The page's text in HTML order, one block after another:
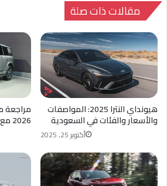
مقالات ذات صلة
2026 مع الأسعار في السعودية
هيونداي النترا 2025: المواصفات
والأسعار والفئات في السعودية
أكتوبر 25, 2025